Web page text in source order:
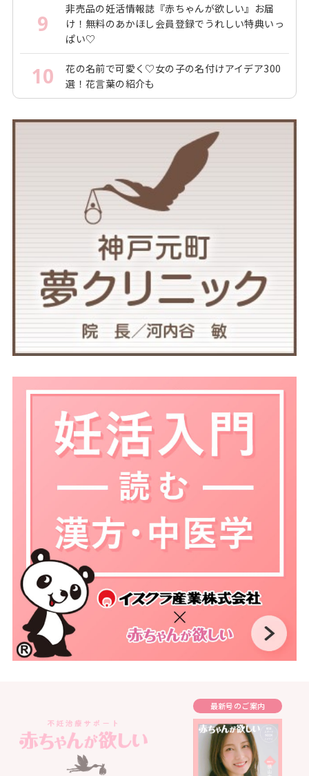
9
非売品の妊活情報誌『赤ちゃんが欲しい』お届
け！無料のあかほし会員登録でうれしい特典いっ
ぱい♡
10
花の名前で可愛く♡女の子の名付けアイデア300
選！花言葉の紹介も
最新号のご案内